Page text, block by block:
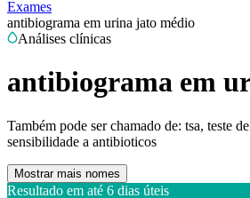
Exames
antibiograma em urina jato médio
Análises clínicas
antibiograma em
Também pode ser chamado de: tsa, teste
sensibilidade a antibioticos
Mostrar mais nomes
Resultado em até 6 dias úteis